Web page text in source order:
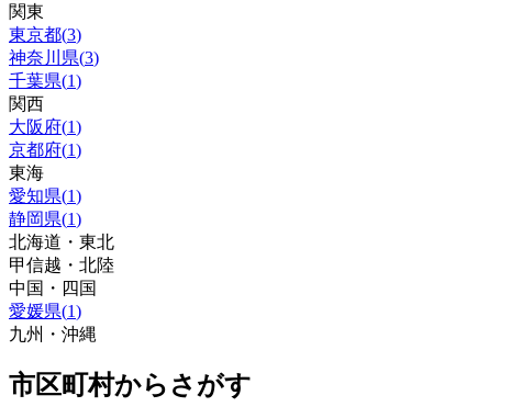
関東
東京都(3)
神奈川県(3)
千葉県(1)
関西
大阪府(1)
京都府(1)
東海
愛知県(1)
静岡県(1)
北海道・東北
甲信越・北陸
中国・四国
愛媛県(1)
九州・沖縄
市区町村からさがす